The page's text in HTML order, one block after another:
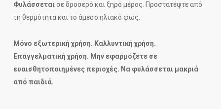
Φυλάσσεταισε δροσερό και ξηρό μέρος. Προστατέψτε από
τη θερμότητα και το άμεσο ηλιακό φως.
Μόνο εξωτερική χρήση. Καλλυντική χρήση.
Επαγγελματική χρήση. Μην εφαρμόζετε σε
ευαισθητοποιημένες περιοχές. Να φυλάσσεται μακριά
από παιδιά.